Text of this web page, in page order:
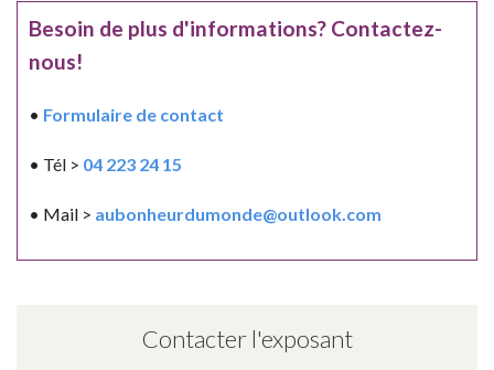
Besoin de plus d'informations? Contactez-
nous!
• Formulaire de contact
• Tél > 04 223 24 15
• Mail > aubonheurdumonde@outlook.com
Contacter l'exposant